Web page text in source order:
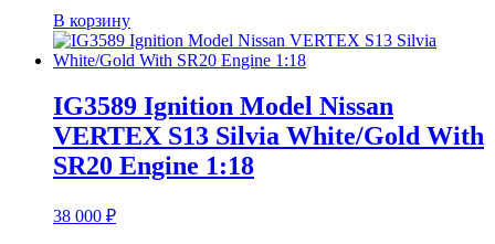
В корзину
IG3589 Ignition Model Nissan
VERTEX S13 Silvia White/Gold With
SR20 Engine 1:18
38 000 ₽